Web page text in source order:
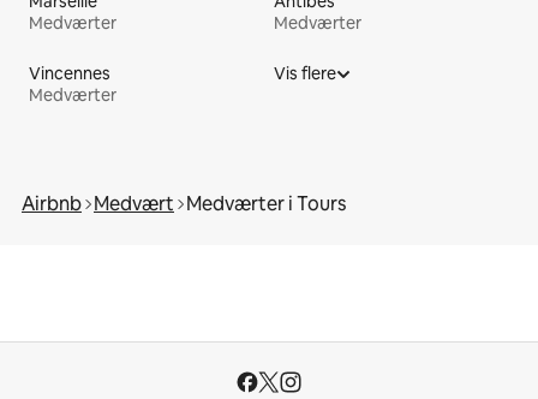
Medværter
Medværter
Vincennes
Medværter
Vis flere
Airbnb Medvært Medværter i Tours